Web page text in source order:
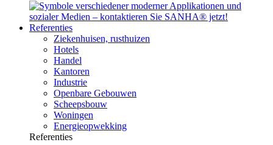
Referenties
Ziekenhuisen, rusthuizen
Hotels
Handel
Kantoren
Industrie
Openbare Gebouwen
Scheepsbouw
Woningen
Energieopwekking
Referenties